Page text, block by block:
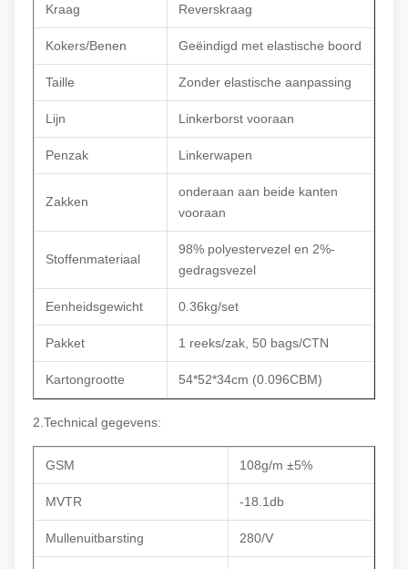
Kraag Reverskraag
Kokers/Benen Geëindigd met elastische boord
Taille Zonder elastische aanpassing
Lijn Linkerborst vooraan
Penzak Linkerwapen
Zakken
onderaan aan beide kanten
vooraan
Stoffenmateriaal
98% polyestervezel en 2%-
gedragsvezel
Eenheidsgewicht 0.36kg/set
Pakket 1 reeks/zak, 50 bags/CTN
Kartongrootte 54*52*34cm (0.096CBM)
2.Technical gegevens:
GSM 108g/m ±5%
MVTR -18.1db
Mullenuitbarsting 280/V